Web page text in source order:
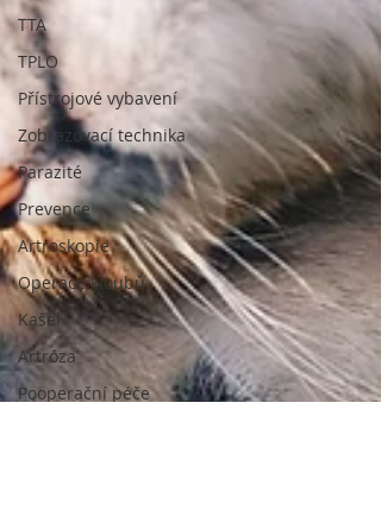
TTA
TPLO
Přístrojové vybavení
Zobrazovací technika
Parazité
Prevence
Artroskopie
Operace kloubů
Kašel
Artróza
Pooperační péče